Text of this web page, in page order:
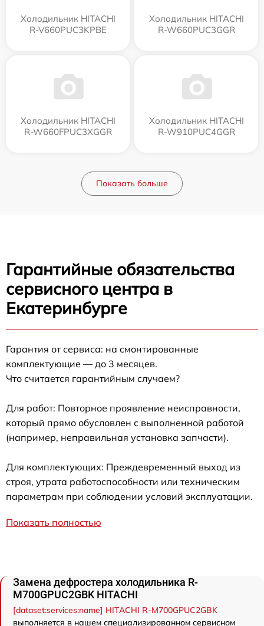
Холодильник HITACHI
R-V660PUC3KPBE
Холодильник HITACHI
R-W660PUC3GGR
Холодильник HITACHI
R-W660FPUC3XGGR
Холодильник HITACHI
R-W910PUC4GGR
Показать больше
Гарантийные обязательства
сервисного центра в
Екатеринбурге
Гарантия от сервиса: на смонтированные
комплектующие — до 3 месяцев.
Что считается гарантийным случаем?
Для работ: Повторное проявление неисправности,
который прямо обусловлен с выполненной работой
(например, неправильная установка запчасти).
Для комплектующих: Преждевременный выход из
строя, утрата работоспособности или техническим
параметрам при соблюдении условий эксплуатации.
Показать полностью
Замена дефростера холодильника R-
M700GPUC2GBK HITACHI
[dataset:services:name] HITACHI R-M700GPUC2GBK
выполняется в нашем специализированном сервисном